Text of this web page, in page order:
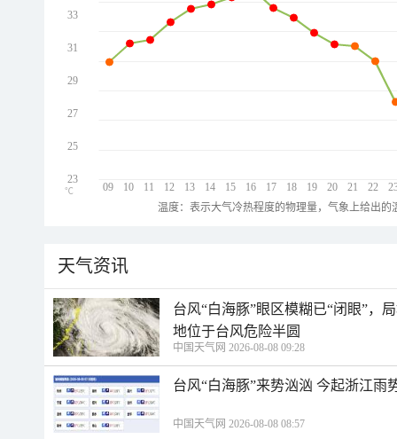
09 10 11 12 13 14 15 16 17 18 19 20 21 22
33
31
29
27
25
23
℃
温度：表示大气冷热程度的物理量，气象上给出
天气资讯
台风“白海豚”眼区模糊已“闭眼”，
地位于台风危险半圆
中国天气网 2026-08-08 09:28
台风“白海豚”来势汹汹 今起浙江雨
中国天气网 2026-08-08 08:57